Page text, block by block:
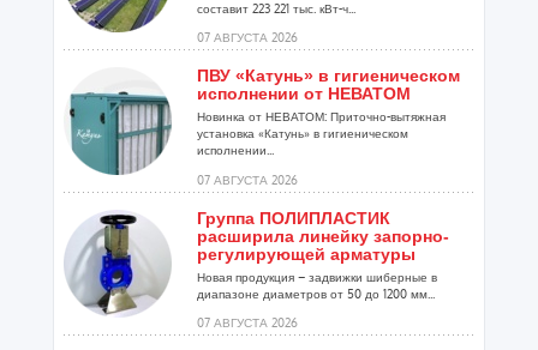
составит 223 221 тыс. кВт-ч...
07 АВГУСТА 2026
ПВУ «Катунь» в гигиеническом
исполнении от НЕВАТОМ
Новинка от НЕВАТОМ: Приточно-вытяжная
установка «Катунь» в гигиеническом
исполнении...
07 АВГУСТА 2026
Группа ПОЛИПЛАСТИК
расширила линейку запорно-
регулирующей арматуры
Новая продукция – задвижки шиберные в
диапазоне диаметров от 50 до 1200 мм...
07 АВГУСТА 2026